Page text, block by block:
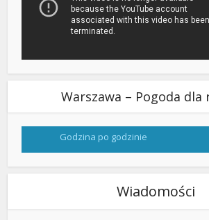
Warszawa – Pogoda dla
Godzina po godzinie
Wiadomości